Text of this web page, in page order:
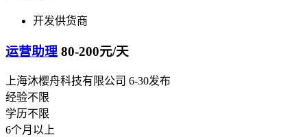
开发供货商
运营助理 80-200元/天
上海沐樱舟科技有限公司 6-30发布
经验不限
学历不限
6个月以上